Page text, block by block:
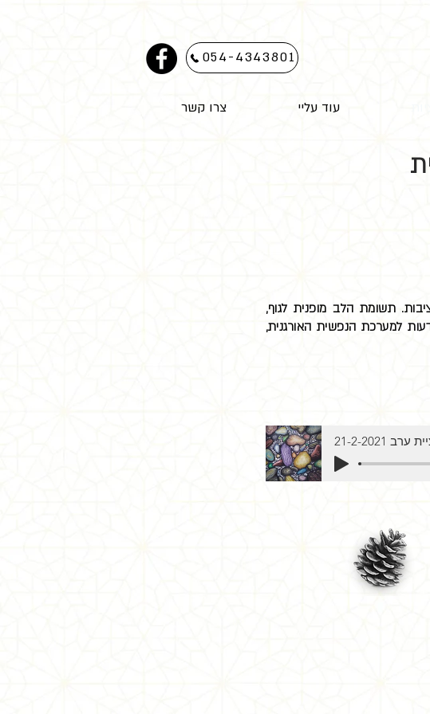
054-4343801
עוד עליי צרו קשר
תשומת הלב מופנית לגוף,
למערכת הנפשית האורגנית,
21-2-2021